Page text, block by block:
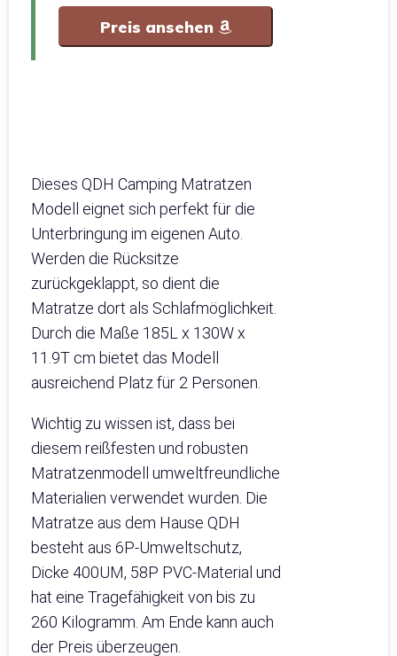
Preis ansehen
Dieses QDH Camping Matratzen
Modell eignet sich perfekt für die
Unterbringung im eigenen Auto.
Werden die Rücksitze
zurückgeklappt, so dient die
Matratze dort als Schlafmöglichkeit.
Durch die Maße 185L x 130W x
11.9T cm bietet das Modell
ausreichend Platz für 2 Personen.
Wichtig zu wissen ist, dass bei
diesem reißfesten und robusten
Matratzenmodell umweltfreundliche
Materialien verwendet wurden. Die
Matratze aus dem Hause QDH
besteht aus 6P-Umweltschutz,
Dicke 400UM, 58P PVC-Material und
hat eine Tragefähigkeit von bis zu
260 Kilogramm. Am Ende kann auch
der Preis überzeugen.